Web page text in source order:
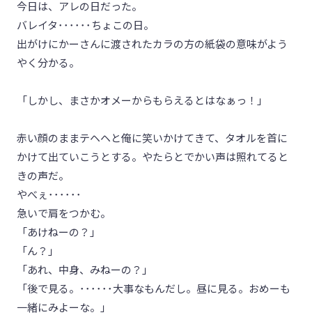
今日は、アレの日だった。
バレイタ･･････ちょこの日。
出がけにかーさんに渡されたカラの方の紙袋の意味がよう
やく分かる。
「しかし、まさかオメーからもらえるとはなぁっ！」
赤い顔のままテヘヘと俺に笑いかけてきて、タオルを首に
かけて出ていこうとする。やたらとでかい声は照れてると
きの声だ。
やべぇ･･････
急いで肩をつかむ。
「あけねーの？」
「ん？」
「あれ、中身、みねーの？」
「後で見る。･･････大事なもんだし。昼に見る。おめーも
一緒にみよーな。」